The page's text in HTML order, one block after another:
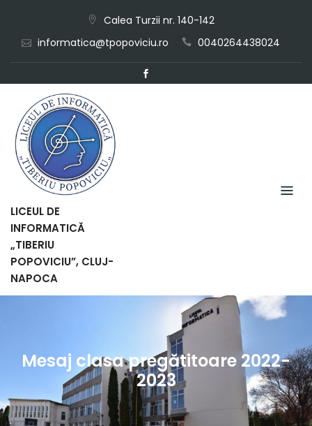
content
Calea Turzii nr. 140-142
informatica@tpopoviciu.ro
0040264438024
LICEUL DE
INFORMATICĂ
„TIBERIU
POPOVICIU”, CLUJ-
NAPOCA
Mesaj clasa pregătitoare 2022-
2023